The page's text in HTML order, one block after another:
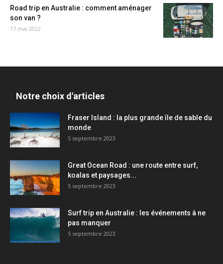
Road trip en Australie : comment aménager
son van ?
17 mai 2022
Notre choix d'articles
Fraser Island : la plus grande île de sable du
monde
5 septembre 2023
Great Ocean Road : une route entre surf,
koalas et paysages...
5 septembre 2023
Surf trip en Australie : les événements à ne
pas manquer
5 septembre 2023